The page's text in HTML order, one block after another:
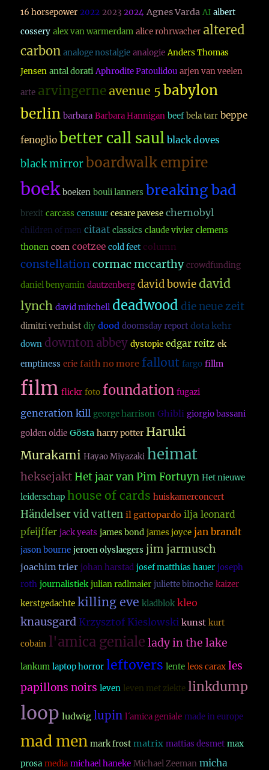
16 horsepower 2022 2023 2024 Agnes Varda AI albert
cossery alex van warmerdam alice rohrwacher altered
carbon analoge nostalgie analogie Anders Thomas
Jensen antal dorati Aphrodite Patoulidou arjen van veelen
arte arvingerne avenue 5 babylon
berlin barbara Barbara Hannigan beef bela tarr beppe
fenoglio better call saul black doves
black mirror boardwalk empire
boek boeken bouli lanners breaking bad
brexit carcass censuur cesare pavese chernobyl
children of men citaat classics claude vivier clemens
thonen coen coetzee cold feet column
constellationcormac mccarthy crowdfunding
daniel benyamin dautzenberg david bowie david
lynch david mitchell deadwood die neue zeit
dimitri verhulst diy dood doomsday report dota kehr
down downton abbey dystopie edgar reitz ek
emptiness erie faith no more fallout fargo fillm
film flickr foto foundation fugazi
generation kill george harrison Ghibli giorgio bassani
golden oldie Gösta harry potter Haruki
Murakami Hayao Miyazaki heimat
heksejakt Het jaar van Pim Fortuyn Het nieuwe
leiderschap house of cards huiskamerconcert
Händelser vid vatten il gattopardo ilja leonard
pfeijffer jack yeats james bond james joyce jan brandt
jason bourne jeroen olyslaegers jim jarmusch
joachim trier johan harstad josef matthias hauer joseph
roth journalistiek julian radlmaier juliette binoche kaizer
kerstgedachte killing eve kladblok kleo
knausgard Krzysztof Kieslowski kunst kurt
cobain l'amica geniale lady in the lake
lankum laptop horror leftovers lente leos carax les
papillons noirs leven leven met ziekte linkdump
loop ludwig lupin l´amica geniale made in europe
mad men mark frost matrix mattias desmet max
prosa media michael haneke Michael Zeeman micha